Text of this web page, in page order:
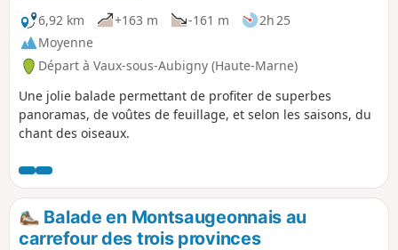
6,92 km
+163 m -161 m
2h 25
Moyenne
Départ à Vaux-sous-Aubigny (Haute-Marne)
Une jolie balade permettant de profiter de superbes
panoramas, de voûtes de feuillage, et selon les saisons, du
chant des oiseaux.
Balade en Montsaugeonnais au
carrefour des trois provinces